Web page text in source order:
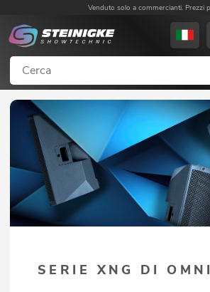
Venduto solo a commercianti. Prezzi
SERIE XNG DI